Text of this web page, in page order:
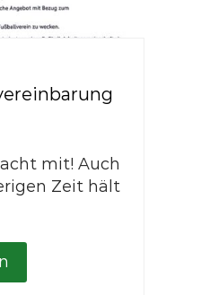
mit! Auch
Zeit hält